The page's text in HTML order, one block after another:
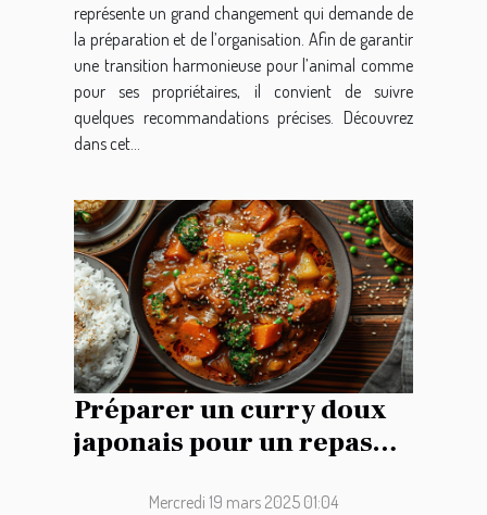
représente un grand changement qui demande de
la préparation et de l’organisation. Afin de garantir
une transition harmonieuse pour l’animal comme
pour ses propriétaires, il convient de suivre
quelques recommandations précises. Découvrez
dans cet...
Préparer un curry doux
japonais pour un repas
Mercredi 19 mars 2025 01:04